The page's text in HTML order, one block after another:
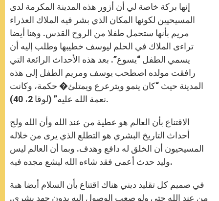
إنها بركة خاصة لي أن أزور هذه المدينة المكرمة لدى
المسيحيين لكونها المكان الذي بشر فيه الملاك العذراء
مريم بأنها ستحمل طفلا من الروح القدس. وهنا أيضا
تراءى الملاك في الحلم ليوسف خطيبها وطلب إليه أن
يسمي الطفل “يسوع”. بعد هذه الأحداث الرائعة التي
رافقت مولده اصطحب يوسف ومريم الطفل إلى هذه
المدينة حيث “كان ينمو ويترعرع ويمتلئ� حكمة، وكانت
نعمة الله عليه” (لوقا 2، 40).
الاقتناع بأن العالم هو عطية من عند الله وأن الله ولج
أحداث التاريخ البشري هو التطلع الذي يرى من خلاله
المسيحيون أن الخلق له دافع وهدف. وبما أن العالم ليس
وليد حدث أعمى فقد شاءه الله ليشع مجده فيه.
في صميم كل تقليد ديني هناك اقتناع بأن السلام أيضا هبة
من عند الله حتى ولو صعب الوصول إليه بدون جهد بشري.